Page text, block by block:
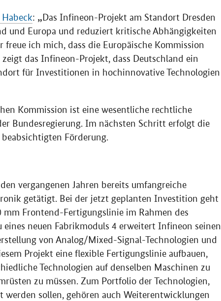
:
Das Infineon-Projekt am Standort Dresden
und Europa und reduziert kritische Abhängigkeiten
ich mich, dass die Europäische Kommission
das Infineon-Projekt, dass Deutschland ein
für Investitionen in hochinnovative Technologien
Kommission ist eine wesentliche rechtliche
Bundesregierung. Im nächsten Schritt erfolgt die
Förderung.
vergangenen Jahren bereits umfangreiche
getätigt. Bei der jetzt geplanten Investition geht
mm Frontend-Fertigungslinie im Rahmen des
eines neuen Fabrikmoduls 4 erweitert Infineon seinen
von Analog/Mixed-Signal-Technologien und
Projekt eine flexible Fertigungslinie aufbauen,
Technologien auf denselben Maschinen zu
zu müssen. Zum Portfolio der Technologien,
sollen, gehören auch Weiterentwicklungen